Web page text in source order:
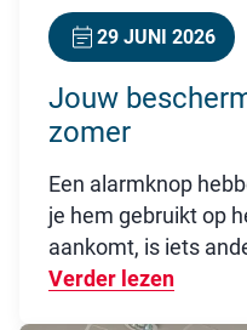
29 JUNI 2026
Jouw
zomer
Een alarmknop
je hem gebruikt op
aankomt, is iets
Verder lezen